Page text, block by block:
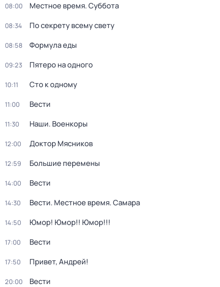
08:00 Местное время. Суббота
08:34 По секрету всему свету
08:58 Формула еды
09:23 Пятеро на одного
10:11 Сто к одному
11:00 Вести
11:30 Наши. Военкоры
12:00 Доктор Мясников
12:59 Большие перемены
14:00 Вести
14:30 Вести. Местное время. Самара
14:50 Юмор! Юмор!! Юмор!!!
17:00 Вести
17:50 Привет, Андрей!
20:00 Вести